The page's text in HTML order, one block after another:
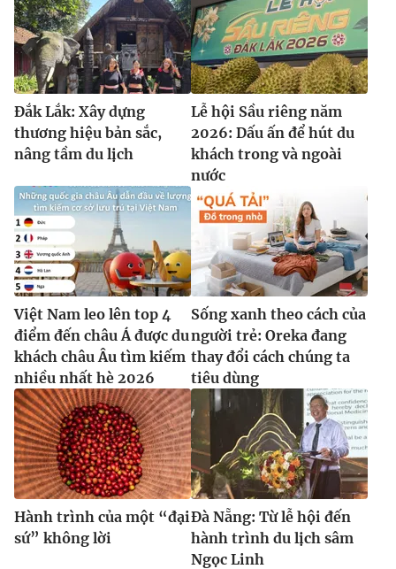
Đắk Lắk: Xây dựng
thương hiệu bản sắc,
nâng tầm du lịch
Lễ hội Sầu riêng năm
2026: Dấu ấn để hút du
khách trong và ngoài
nước
Việt Nam leo lên top 4
điểm đến châu Á được du
khách châu Âu tìm kiếm
nhiều nhất hè 2026
Sống xanh theo cách của
người trẻ: Oreka đang
thay đổi cách chúng ta
tiêu dùng
Hành trình của một “đại
sứ” không lời
Đà Nẵng: Từ lễ hội đến
hành trình du lịch sâm
Ngọc Linh